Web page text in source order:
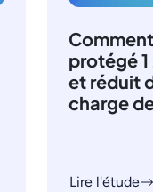
protégé
et réduit
charge
Lire l'étude